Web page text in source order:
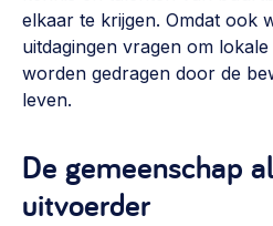
elkaar te krijgen. Omdat ook
uitdagingen vragen om
worden gedragen door de
leven.
De gemeenschap
uitvoerder